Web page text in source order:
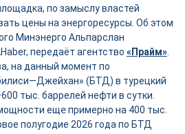
по замыслу властей
цены на энергоресурсы. Об этом
Минэнерго Альпарслан
передаёт агентство «Прайм»
на данный момент по
(БТД) в турецкий
тыс. баррелей нефти в сутки.
ещепримерно на 400 тыс.
полугодие 2026 года по БТД